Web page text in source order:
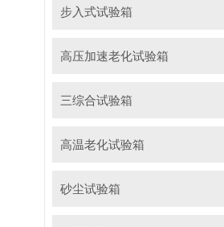
步入式试验箱
高压加速老化试验箱
三综合试验箱
高温老化试验箱
砂尘试验箱